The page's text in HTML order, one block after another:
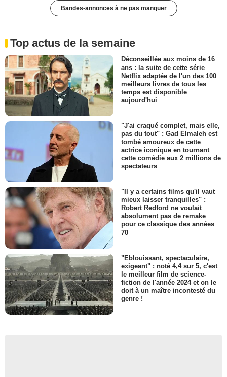
Bandes-annonces à ne pas manquer
Top actus de la semaine
Déconseillée aux moins de 16
ans : la suite de cette série
Netflix adaptée de l'un des 100
meilleurs livres de tous les
temps est disponible
aujourd'hui
"J'ai craqué complet, mais elle,
pas du tout" : Gad Elmaleh est
tombé amoureux de cette
actrice iconique en tournant
cette comédie aux 2 millions de
spectateurs
"Il y a certains films qu'il vaut
mieux laisser tranquilles" :
Robert Redford ne voulait
absolument pas de remake
pour ce classique des années
70
"Eblouissant, spectaculaire,
exigeant" : noté 4,4 sur 5, c'est
le meilleur film de science-
fiction de l'année 2024 et on le
doit à un maître incontesté du
genre !